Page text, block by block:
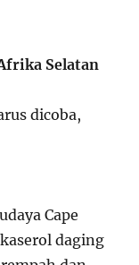
Selatan
dicoba,
Cape
daging